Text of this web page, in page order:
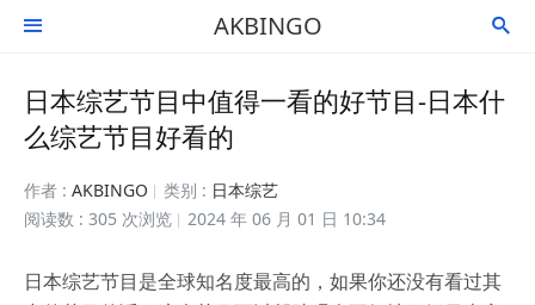
 AKBINGO 
日本综艺节目中值得一看的好节目-日本什
么综艺节目好看的
作者 : AKBINGO 类别 : 日本综艺
阅读数 : 305 次浏览
2024 年 06 月 01 日 10:34
日本综艺节目是全球知名度最高的，如果你还没有看过其